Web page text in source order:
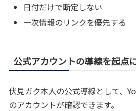
日付だけで断定しない
一次情報のリンクを優先する
公式アカウントの導線を起点
伏見ガク本人の公式導線として、
のアカウントが確認できます。